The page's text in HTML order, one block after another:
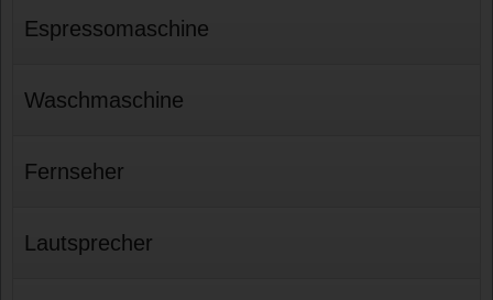
Espressomaschine
Waschmaschine
Fernseher
Lautsprecher